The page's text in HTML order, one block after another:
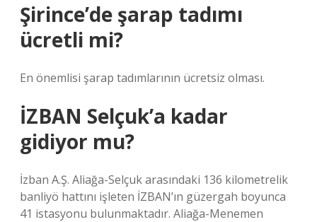
Şirince’de şarap tadımı
ücretli mi?
En önemlisi şarap tadımlarının ücretsiz olması.
İZBAN Selçuk’a kadar
gidiyor mu?
İzban A.Ş. Aliağa-Selçuk arasındaki 136 kilometrelik
banliyö hattını işleten İZBAN’ın güzergah boyunca
41 istasyonu bulunmaktadır. Aliağa-Menemen